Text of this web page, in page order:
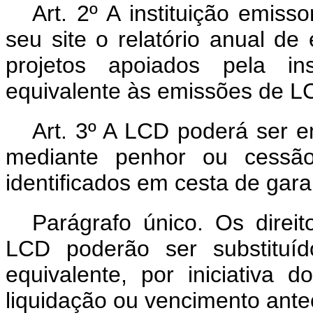
Art. 2º A instituição
seu site o relatório anual de
projetos apoiados pela
equivalente às emissões de
Art. 3º A LCD poderá ser
mediante penhor ou
identificados em cesta de
Parágrafo único. Os
LCD poderão ser
equivalente, por iniciativa
liquidação ou vencimento